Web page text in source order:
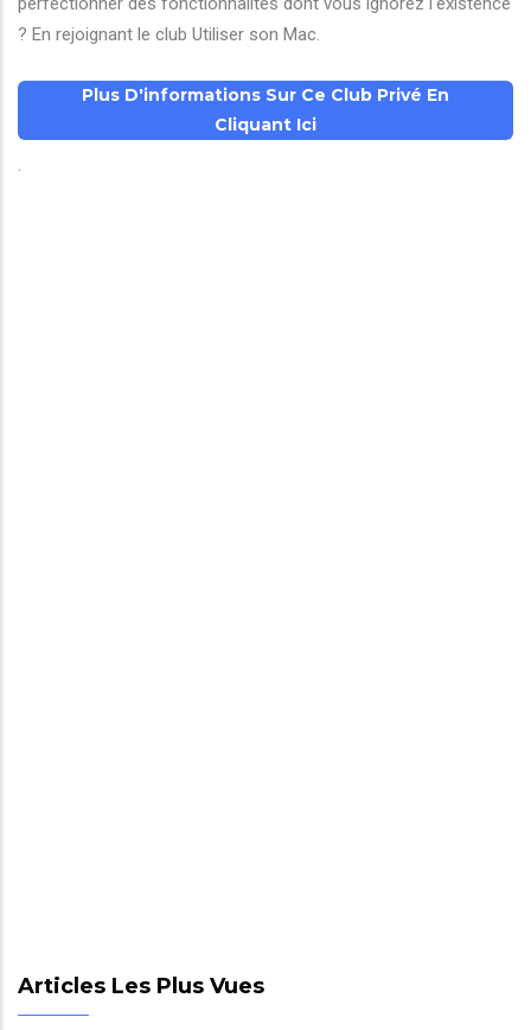
? En rejoignant le club Utiliser son Mac.
Plus D'informations Sur Ce Club Privé En
Cliquant Ici
.
Articles Les Plus Vues